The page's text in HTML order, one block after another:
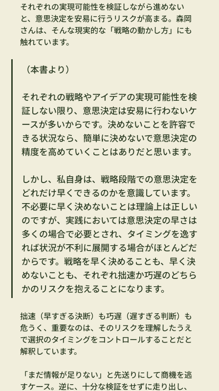
それぞれの実現可能性を検証しながら進めない
と、意思決定を安易に行うリスクが高まる。森岡
さんは、そんな現実的な「戦略の動かし方」にも
触れています。
（本書より）
それぞれの戦略やアイデアの実現可能性を検
証しない限り、意思決定は安易に行わないケ
ースが多いからです。決めないことを許容で
きる状況なら、簡単に決めないで意思決定の
精度を高めていくことはありだと思います。
しかし、私自身は、戦略段階での意思決定を
どれだけ早くできるのかを意識しています。
不必要に早く決めないことは理論上は正しい
のですが、実践においては意思決定の早さは
多くの場合で必要とされ、タイミングを逸す
れば状況が不利に展開する場合がほとんどだ
からです。戦略を早く決めることも、早く決
めないことも、それぞれ拙速か巧遅のどちら
かのリスクを抱えることになります。
拙速（早すぎる決断）も巧遅（遅すぎる判断）も
危うく、重要なのは、そのリスクを理解したうえ
で選択のタイミングをコントロールすることだと
解釈しています。
「まだ情報が足りない」と先送りにして商機を逃
すケース。逆に、十分な検証をせずに走り出し、